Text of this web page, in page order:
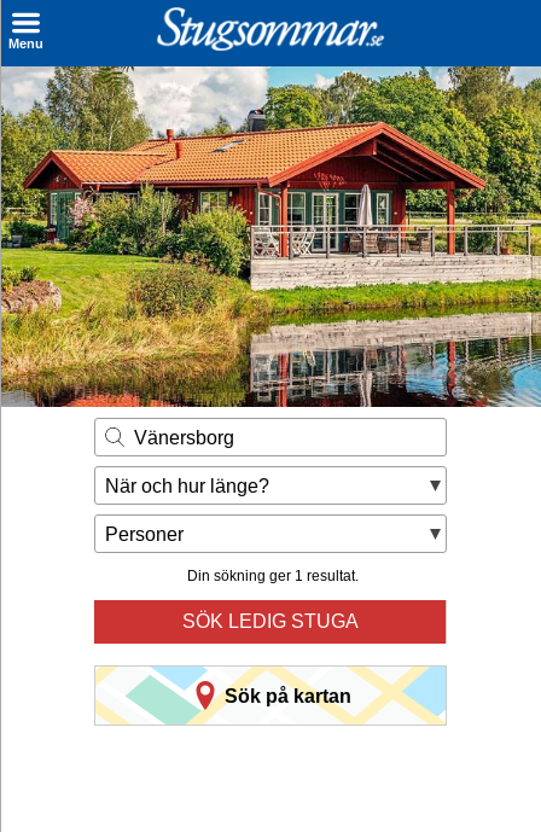
Menu
Sök stuga
Sista Minuten
Genvägar
Inspiration
Kontakt
Husägare
Se hur mycket du kan tjäna
Räkna ut din
hyresintäkt
Vänersborg
När och hur länge?
Personer
Din sökning ger 1 resultat.
SÖK LEDIG STUGA
Sök på kartan